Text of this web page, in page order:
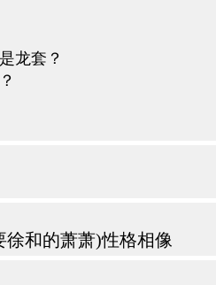
龙套？
和的萧萧)性格相像